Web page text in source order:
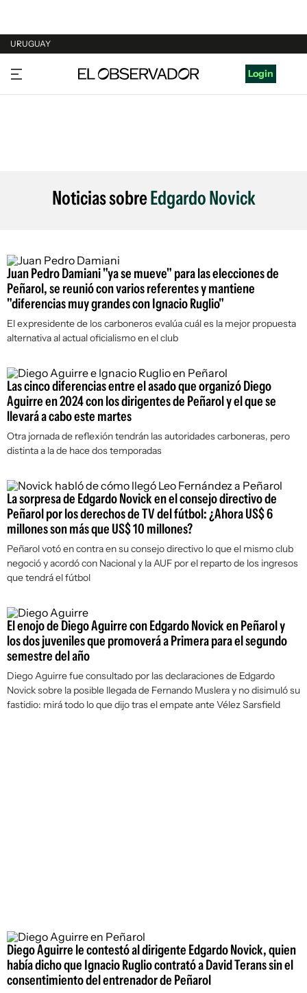
URUGUAY
URUGUAY
ARGENTINA
Login
Noticias sobreEdgardo Novick
Juan Pedro Damiani "ya se mueve" para las elecciones de
Peñarol, se reunió con varios referentes y mantiene
"diferencias muy grandes con Ignacio Ruglio"
El expresidente de los carboneros evalúa cuál es la mejor propuesta
alternativa al actual oficialismo en el club
Las cinco diferencias entre el asado que organizó Diego
Aguirre en 2024 con los dirigentes de Peñarol y el que se
llevará a cabo este martes
Otra jornada de reflexión tendrán las autoridades carboneras, pero
distinta a la de hace dos temporadas
La sorpresa de Edgardo Novick en el consejo directivo de
Peñarol por los derechos de TV del fútbol: ¿Ahora US$ 6
millones son más que US$ 10 millones?
Peñarol votó en contra en su consejo directivo lo que el mismo club
negoció y acordó con Nacional y la AUF por el reparto de los ingresos
que tendrá el fútbol
El enojo de Diego Aguirre con Edgardo Novick en Peñarol y
los dos juveniles que promoverá a Primera para el segundo
semestre del año
Diego Aguirre fue consultado por las declaraciones de Edgardo
Novick sobre la posible llegada de Fernando Muslera y no disimuló su
fastidio: mirá todo lo que dijo tras el empate ante Vélez Sarsfield
Diego Aguirre le contestó al dirigente Edgardo Novick, quien
había dicho que Ignacio Ruglio contrató a David Terans sin el
consentimiento del entrenador de Peñarol